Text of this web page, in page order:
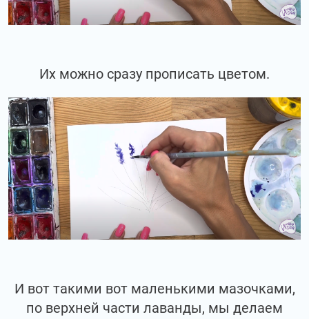
Их можно сразу прописать цветом.
И вот такими вот маленькими мазочками,
по верхней части лаванды, мы делаем